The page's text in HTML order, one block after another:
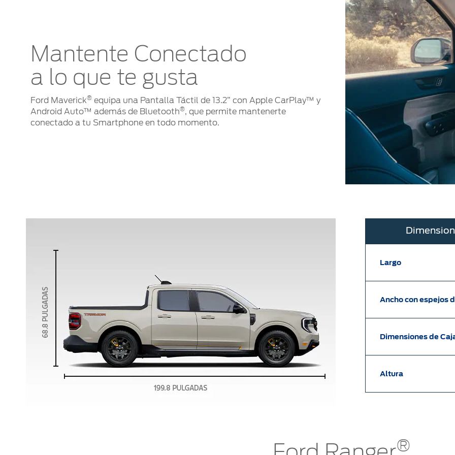
Mantente Conectado
a lo que te gusta
Ford Maverick® equipa una Pantalla Táctil de 13.2” con Apple CarPlay™ y
Android Auto™ además de Bluetooth®, que permite mantenerte
conectado a tu Smartphone en todo momento.
Largo
Ancho con espejos
Dimensiones de
Altura
®